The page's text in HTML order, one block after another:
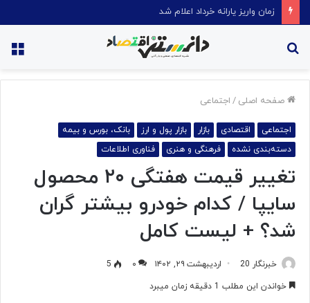
قیمت روغن دریکسال رکورد زد
صفحه اصلی / اجتماعی
اجتماعی اقتصادی بازار بازار پول و ارز
بانک، بورس و بیمه
دسته‌بندی نشده
فرهنگی و هنری فناوری اطلاعات
تغییر قیمت هفتگی ۲۰ محصول
سایپا / کدام خودرو بیشتر گران
شد؟ + لیست کامل
خبرنگار 20 اردیبهشت ۲۹, ۱۴۰۲ ۰
5
خواندن این مطلب 1 دقیقه زمان میبرد